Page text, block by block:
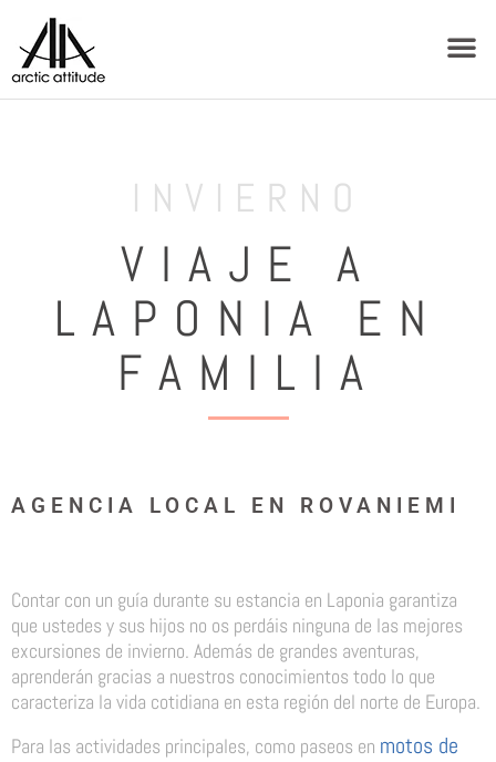
INVIERNO
VIAJE A
LAPONIA EN
FAMILIA
AGENCIA LOCAL EN ROVANIEMI
Contar con un guía durante su estancia en Laponia garantiza
que ustedes y sus hijos no os perdáis ninguna de las mejores
excursiones de invierno. Además de grandes aventuras,
aprenderán gracias a nuestros conocimientos todo lo que
caracteriza la vida cotidiana en esta región del norte de Europa.
Para las actividades principales, como paseos en motos de